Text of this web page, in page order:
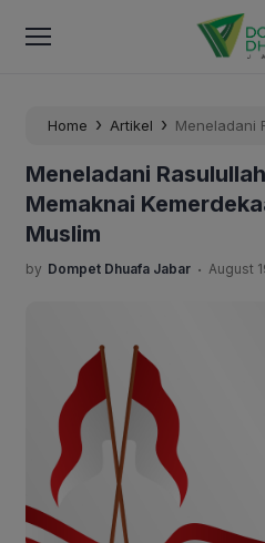
Home › Artikel › Meneladani
Meneladani
Memaknai
Muslim
by Dompet Dhuafa Jabar . August